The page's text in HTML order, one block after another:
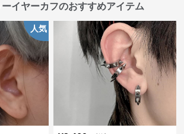
イヤーカフのおすすめアイテム
人気